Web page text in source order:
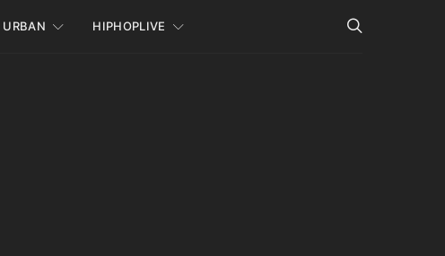
URBAN HIPHOPLIVE